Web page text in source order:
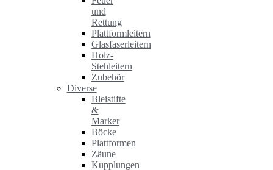
und
Rettung
Plattformleitern
Glasfaserleitern
Holz-
Stehleitern
Zubehör
Diverse
Bleistifte
&
Marker
Böcke
Plattformen
Zäune
Kupplungen